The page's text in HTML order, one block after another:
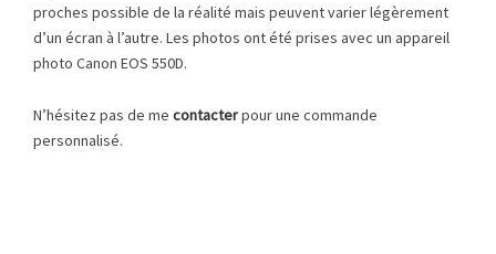
proches possible de la réalité mais peuvent varier légèrement
d’un écran à l’autre. Les photos ont été prises avec un appareil
photo Canon EOS 550D.
N’hésitez pas de me contacterpour une commande
personnalisé.